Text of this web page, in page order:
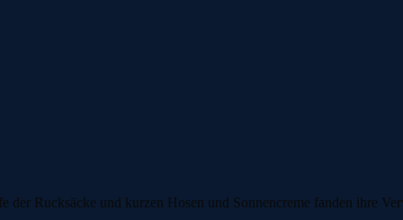
Rucksäcke und kurzen Hosen und Sonnencreme fanden ihre